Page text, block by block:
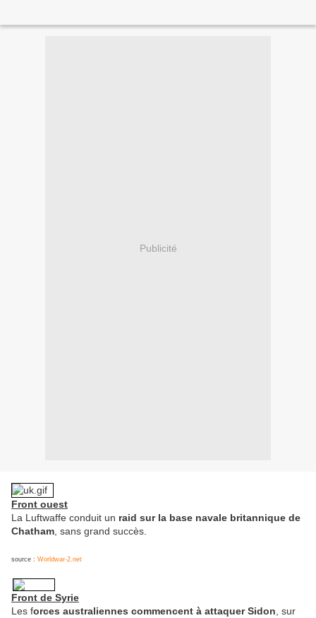
Publicité
Front ouest
La Luftwaffe conduit un raid sur la base navale britannique de
Chatham , sans grand succès.
source : Worldwar-2.net
Front de Syrie
Les forces australiennes commencent à attaquer Sidon , sur